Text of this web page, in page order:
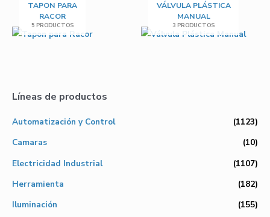
Líneas de productos
Automatización y Control
(1123)
Camaras
(10)
Electricidad Industrial
(1107)
Herramienta
(182)
Iluminación
(155)
TAPON PARA
RACOR
5 PRODUCTOS
VÁLVULA PLÁSTICA
MANUAL
3 PRODUCTOS